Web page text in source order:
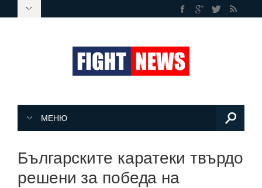
МЕНЮ
Българските каратеки твърдо
решени за победа на